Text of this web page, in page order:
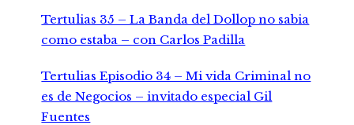
Tertulias 35 – La Banda del Dollop no sabia
como estaba – con Carlos Padilla
Tertulias Episodio 34 – Mi vida Criminal no
es de Negocios – invitado especial Gil
Fuentes